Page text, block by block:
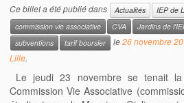
Ce billet a été publié dans Actualités IEP de
commission vie associative CVA Jardins de
subventions
tarif boursier le26 novembre
Lille.
Le jeudi 23 novembre se tenait
Commission Vie Associative